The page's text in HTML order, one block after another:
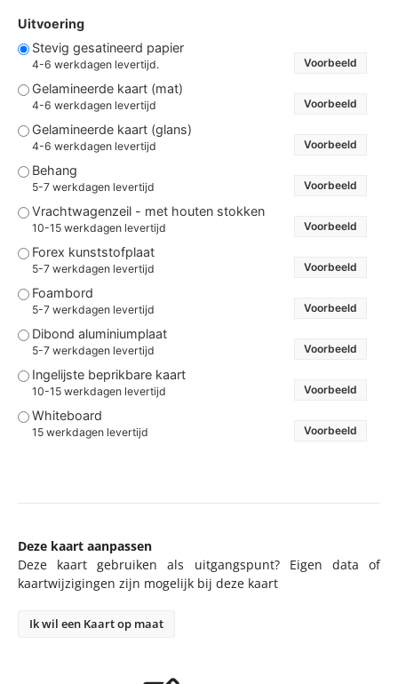
Uitvoering
Stevig gesatineerd papier
4-6 werkdagen levertijd. Voorbeeld
Gelamineerde kaart (mat)
4-6 werkdagen levertijd Voorbeeld
Gelamineerde kaart (glans)
4-6 werkdagen levertijd Voorbeeld
Behang
5-7 werkdagen levertijd Voorbeeld
Vrachtwagenzeil - met houten stokken
10-15 werkdagen levertijd Voorbeeld
Forex kunststofplaat
5-7 werkdagen levertijd Voorbeeld
Foambord
5-7 werkdagen levertijd Voorbeeld
Dibond aluminiumplaat
5-7 werkdagen levertijd Voorbeeld
Ingelijste beprikbare kaart
10-15 werkdagen levertijd Voorbeeld
Whiteboard
15 werkdagen levertijd Voorbeeld
Deze kaart aanpassen
Deze kaart gebruiken als uitgangspunt? Eigen data of
kaartwijzigingen zijn mogelijk bij deze kaart
Ik wil een Kaart op maat